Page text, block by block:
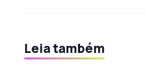
Leia também